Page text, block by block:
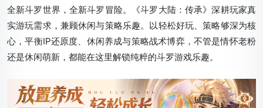
全新斗罗世界，全新斗罗冒险。《斗罗大陆：传承》深耕玩家真
实游玩需求，兼顾休闲与策略乐趣。以轻松好玩、策略够深为核
心，平衡IP还原度、休闲养成与策略战术博弈，不管是情怀老粉
还是休闲萌新，都能在这里解锁纯粹的斗罗游戏乐趣。